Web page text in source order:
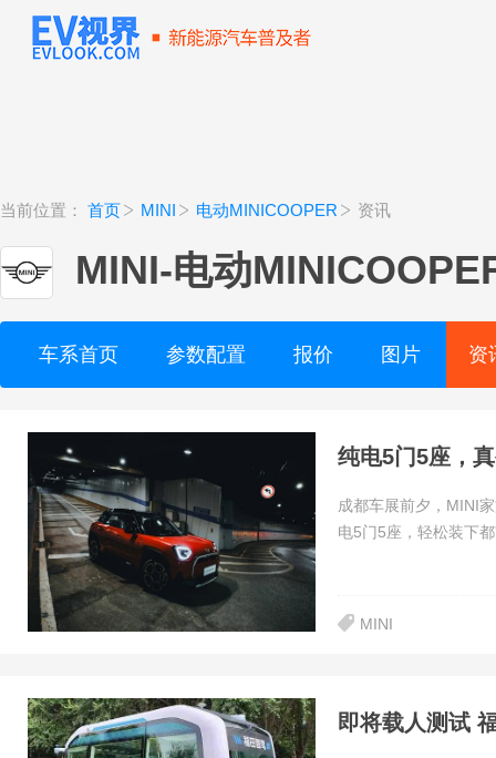
当前位置： 首页 MINI 电动MINICOOPER 资讯
MINI-电动
车系首页 参数配置 报价 图片 资
纯电5门5座，
成都车展前夕，MINI
电5门5座，轻松装下
MINI
即将载人测试